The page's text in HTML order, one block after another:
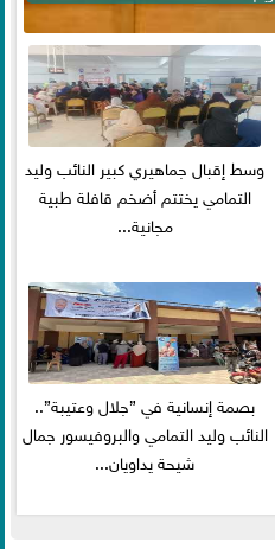
وسط إقبال جماهيري كبير النائب وليد
التمامي يختتم أضخم قافلة طبية
مجانية...
بصمة إنسانية في ”جلال وعتيبة”..
النائب وليد التمامي والبروفيسور جمال
شيحة يداويان...